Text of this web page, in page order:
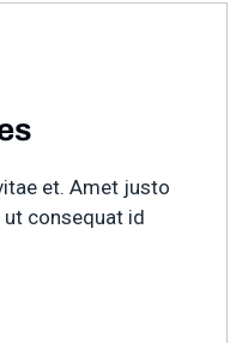
et. Amet justo
consequat id